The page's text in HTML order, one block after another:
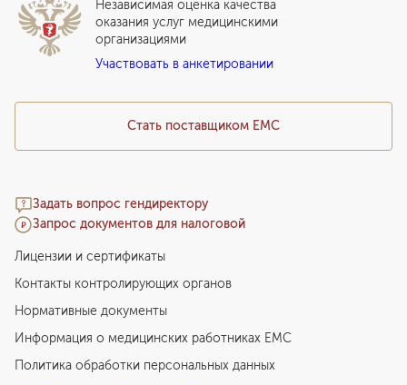
Прайс-лист
Подарочный сертификат EMC
Медицинский туризм
Программы привилегий
Стать поставщиком ЕМС
Задать вопрос гендиректору
Запрос документов для налоговой
Независимая оценка качества
оказания услуг медицинскими
организациями
Участвовать в анкетировании
Лицензии и сертификаты
Контакты контролирующих органов
Нормативные документы
Информация о медицинских работниках EMC
Политика обработки персональных данных